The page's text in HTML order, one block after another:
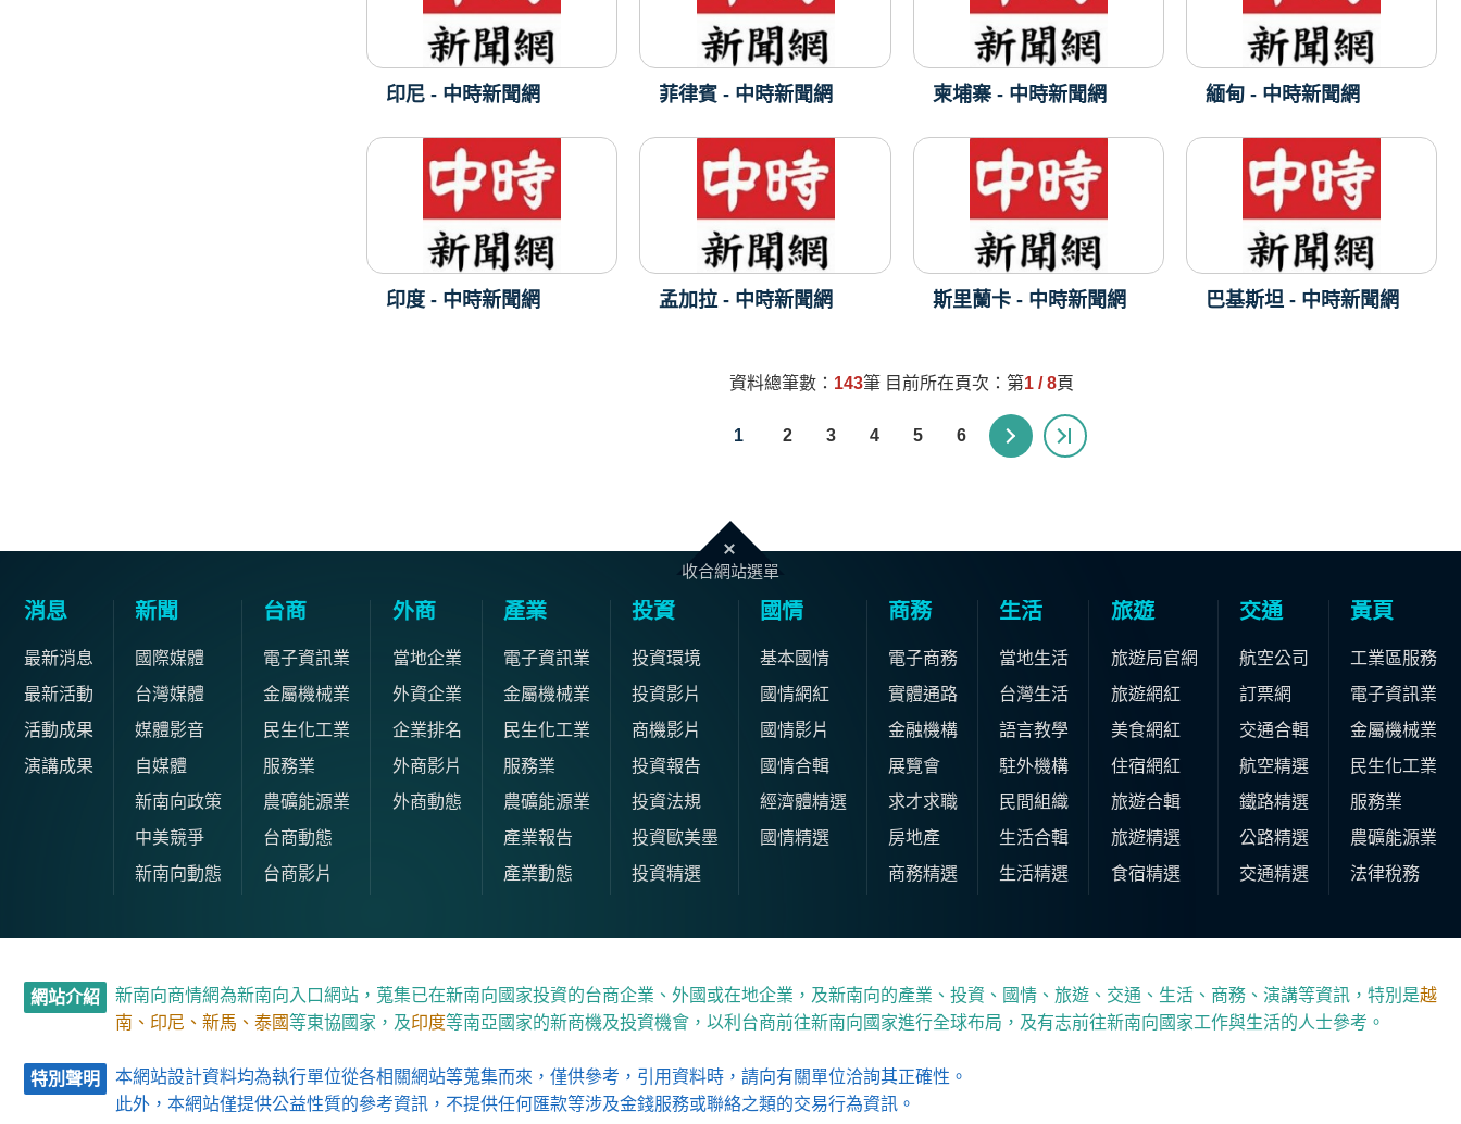
印尼 - 中時新聞網 菲律賓 - 中時新聞網 柬埔寨 - 中時新聞網 緬甸 - 中時新聞網
印度 - 中時新聞網 孟加拉 - 中時新聞網 斯里蘭卡 - 中時新聞網 巴基斯坦 - 中時新聞網
資料總筆數： 143筆 目前所在頁次：第1 / 8頁
1 2 3 4 5 6
收合網站選單
消息
最新消息
最新活動
活動成果
演講成果
新聞
國際媒體
台灣媒體
媒體影音
自媒體
新南向政策
中美競爭
新南向動態
台商
電子資訊業
金屬機械業
民生化工業
服務業
農礦能源業
台商動態
台商影片
外商
當地企業
外資企業
企業排名
外商影片
外商動態
產業
電子資訊業
金屬機械業
民生化工業
服務業
農礦能源業
產業報告
產業動態
投資
投資環境
投資影片
商機影片
投資報告
投資法規
投資歐美墨
投資精選
國情
基本國情
國情網紅
國情影片
國情合輯
經濟體精選
國情精選
商務
電子商務
實體通路
金融機構
展覽會
求才求職
房地產
商務精選
生活
當地生活
台灣生活
語言教學
駐外機構
民間組織
生活合輯
生活精選
旅遊
旅遊局官網
旅遊網紅
美食網紅
住宿網紅
旅遊合輯
旅遊精選
食宿精選
交通
航空公司
訂票網
交通合輯
航空精選
鐵路精選
公路精選
交通精選
黃頁
工業區服務
電子資訊業
金屬機械業
民生化工業
服務業
農礦能源業
法律稅務
網站介紹 新南向商情網為新南向入口網站，蒐集已在新南向國家投資的台商企業、外國或在地企業，及新南向的產業、投資、國情、旅遊、交通、生活、商務、演講等資訊，特別是越
南、印尼、新馬、泰國等東協國家，及印度等南亞國家的新商機及投資機會，以利台商前往新南向國家進行全球布局，及有志前往新南向國家工作與生活的人士參考。
特別聲明
本網站設計資料均為執行單位從各相關網站等蒐集而來，僅供參考，引用資料時，請向有關單位洽詢其正確性。
此外，本網站僅提供公益性質的參考資訊，不提供任何匯款等涉及金錢服務或聯絡之類的交易行為資訊。